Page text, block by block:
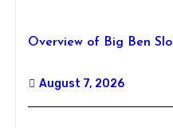
Overview of Big Ben
August 7, 2026